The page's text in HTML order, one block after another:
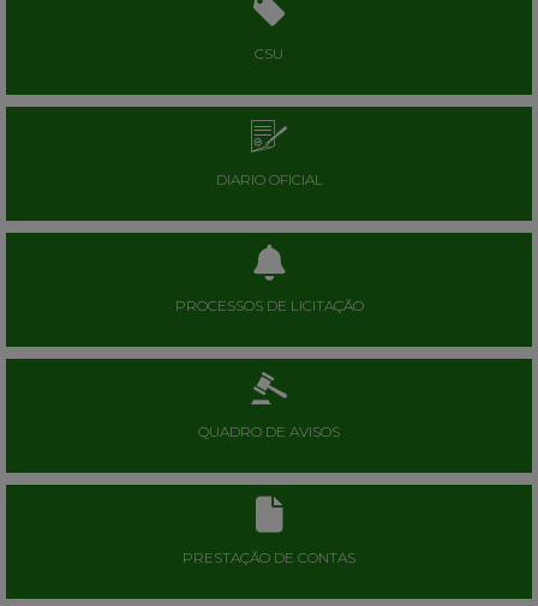
CSU
DIARIO OFICIAL
PROCESSOS DE LICITAÇÃO
QUADRO DE AVISOS
PRESTAÇÃO DE CONTAS